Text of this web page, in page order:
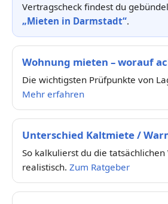
Vertragscheck findest du
„Mieten in Darmstadt“.
Wohnung mieten – worauf
Die wichtigsten Prüfpunkte von
Mehr erfahren
Unterschied Kaltmiete /
So kalkulierst du die tatsächlichen
realistisch. Zum Ratgeber